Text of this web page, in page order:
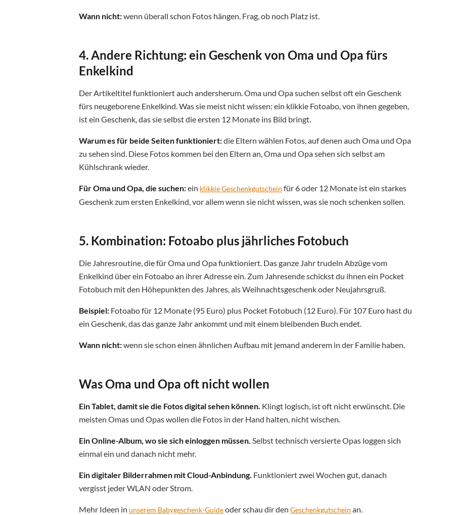
Wann nicht:wenn überall schon Fotos hängen. Frag, ob noch Platz ist.
4. Andere Richtung: ein Geschenk von Oma und Opa fürs
Enkelkind
Der Artikeltitel funktioniert auch andersherum. Oma und Opa suchen selbst oft ein Geschenk
fürs neugeborene Enkelkind. Was sie meist nicht wissen: ein klikkie Fotoabo, von ihnen gegeben,
ist ein Geschenk, das sie selbst die ersten 12 Monate ins Bild bringt.
Warum es für beide Seiten funktioniert:die Eltern wählen Fotos, auf denen auch Oma und Opa
zu sehen sind. Diese Fotos kommen bei den Eltern an, Oma und Opa sehen sich selbst am
Kühlschrank wieder.
Für Oma und Opa, die suchen:ein klikkie Geschenkgutschein für 6 oder 12 Monate ist ein starkes
Geschenk zum ersten Enkelkind, vor allem wenn sie nicht wissen, was sie noch schenken sollen.
5. Kombination: Fotoabo plus jährliches Fotobuch
Die Jahresroutine, die für Oma und Opa funktioniert. Das ganze Jahr trudeln Abzüge vom
Enkelkind über ein Fotoabo an ihrer Adresse ein. Zum Jahresende schickst du ihnen ein Pocket
Fotobuch mit den Höhepunkten des Jahres, als Weihnachtsgeschenk oder Neujahrsgruß.
Beispiel: Fotoabo für 12 Monate (95 Euro) plus Pocket Fotobuch (12 Euro). Für 107 Euro hast du
ein Geschenk, das das ganze Jahr ankommt und mit einem bleibenden Buch endet.
Wann nicht:wenn sie schon einen ähnlichen Aufbau mit jemand anderem in der Familie haben.
Was Oma und Opa oft nicht wollen
Ein Tablet, damit sie die Fotos digital sehen können. Klingt logisch, ist oft nicht erwünscht. Die
meisten Omas und Opas wollen die Fotos in der Hand halten, nicht wischen.
Ein Online-Album, wo sie sich einloggen müssen. Selbst technisch versierte Opas loggen sich
einmal ein und danach nicht mehr.
Ein digitaler Bilderrahmen mit Cloud-Anbindung. Funktioniert zwei Wochen gut, danach
vergisst jeder WLAN oder Strom.
Mehr Ideen in unserem Babygeschenk-Guideoder schau dir den Geschenkgutschein an.